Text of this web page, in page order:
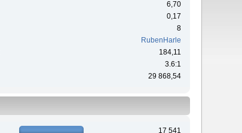
6,70
0,17
8
RubenHarle
184,11
3.6:1
29 868,54
17 541